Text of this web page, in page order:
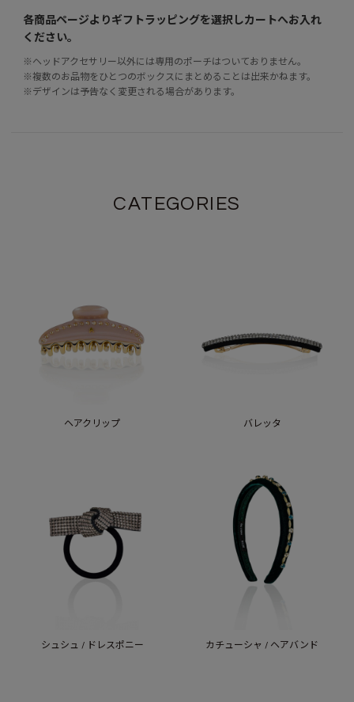
各商品ページよりギフトラッピングを選択しカートへお入れ
ください。
※ヘッドアクセサリー以外には専用のポーチはついておりません。
※複数のお品物をひとつのボックスにまとめることは出来かねます。
※デザインは予告なく変更される場合があります。
CATEGORIES
ヘアクリップ バレッタ
シュシュ / ドレスポニー カチューシャ / ヘアバンド